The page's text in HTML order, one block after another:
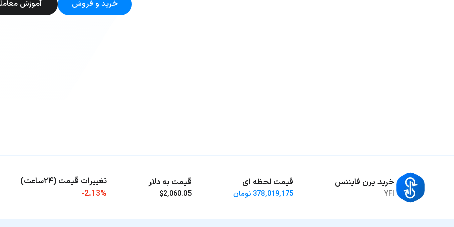
خرید و فروش آموزش
خرید یرن فایننس
YFI
قیمت لحظه ای
378,019,175 تومان
قیمت به دلار
$2,060.05
تغییرات قیمت (۲۴ساعت)
-2.13%